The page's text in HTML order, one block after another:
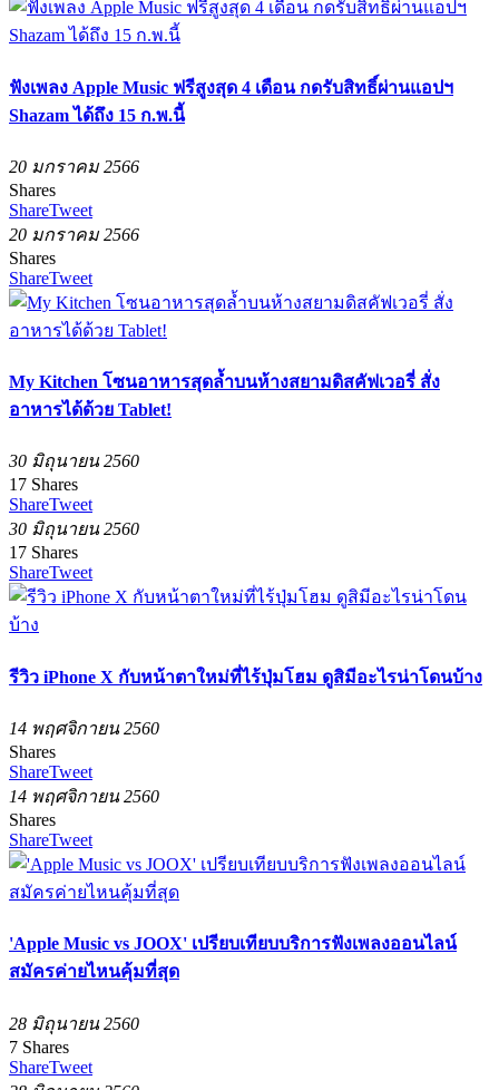
ฟังเพลง Apple Music ฟรีสูงสุด 4 เดือน กดรับสิทธิ์ผ่านแอปฯ
Shazam ได้ถึง 15 ก.พ.นี้
20 มกราคม 2566
Shares
ShareTweet
20 มกราคม 2566
Shares
ShareTweet
My Kitchen โซนอาหารสุดล้ำบนห้างสยามดิสคัฟเวอรี่ สั่ง
อาหารได้ด้วย Tablet!
30 มิถุนายน 2560
17 Shares
ShareTweet
30 มิถุนายน 2560
17 Shares
ShareTweet
รีวิว iPhone X กับหน้าตาใหม่ที่ไร้ปุ่มโฮม ดูสิมีอะไรน่าโดนบ้าง
14 พฤศจิกายน 2560
Shares
ShareTweet
14 พฤศจิกายน 2560
Shares
ShareTweet
'Apple Music vs JOOX' เปรียบเทียบบริการฟังเพลงออนไลน์
สมัครค่ายไหนคุ้มที่สุด
28 มิถุนายน 2560
7 Shares
ShareTweet